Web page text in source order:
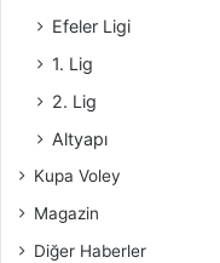
Efeler Ligi
1. Lig
2. Lig
Altyapı
Kupa Voley
Magazin
Diğer Haberler